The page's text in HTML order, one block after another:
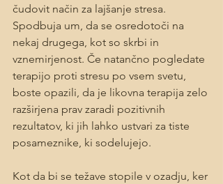
čudovit način za lajšanje stresa.
Spodbuja um, da se osredotoči na
nekaj drugega, kot so skrbi in
vznemirjenost. Če natančno pogledate
terapijo proti stresu po vsem svetu,
boste opazili, da je likovna terapija zelo
razširjena prav zaradi pozitivnih
rezultatov, ki jih lahko ustvari za tiste
posameznike, ki sodelujejo.
Kot da bi se težave stopile v ozadju, ker